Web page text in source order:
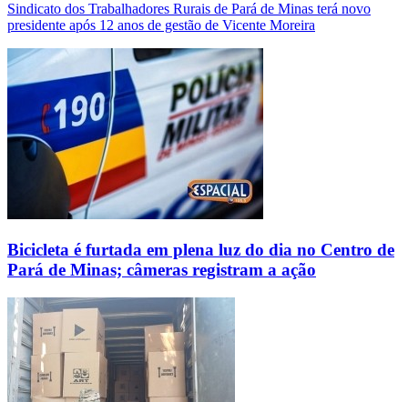
Sindicato dos Trabalhadores Rurais de Pará de Minas terá novo
presidente após 12 anos de gestão de Vicente Moreira
Bicicleta é furtada em plena luz do dia no Centro de
Pará de Minas; câmeras registram a ação